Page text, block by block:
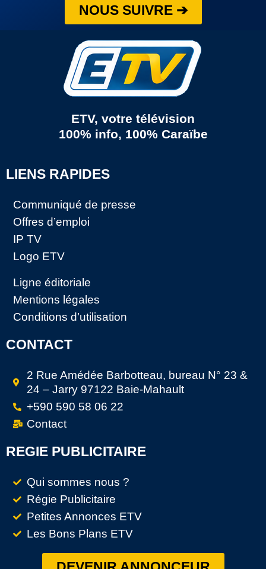
NOUS SUIVRE ➔
ETV, votre télévision
100% info, 100% Caraïbe
LIENS RAPIDES
Communiqué de presse
Offres d’emploi
IP TV
Logo ETV
Ligne éditoriale
Mentions légales
Conditions d’utilisation
CONTACT
2 Rue Amédée Barbotteau, bureau N° 23 &
24 – Jarry 97122 Baie-Mahault
+590 590 58 06 22
Contact
REGIE PUBLICITAIRE
Qui sommes nous ?
Régie Publicitaire
Petites Annonces ETV
Les Bons Plans ETV